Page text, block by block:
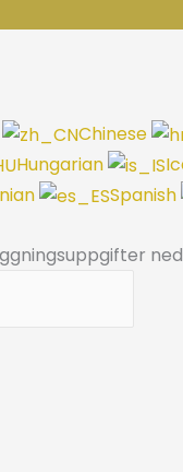
Chinese
Hungarian
Spanish